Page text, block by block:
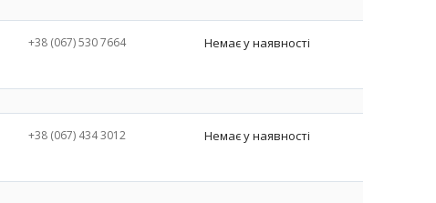
+38 (067) 530 7664 Немає у наявності
+38 (067) 434 3012 Немає у наявності